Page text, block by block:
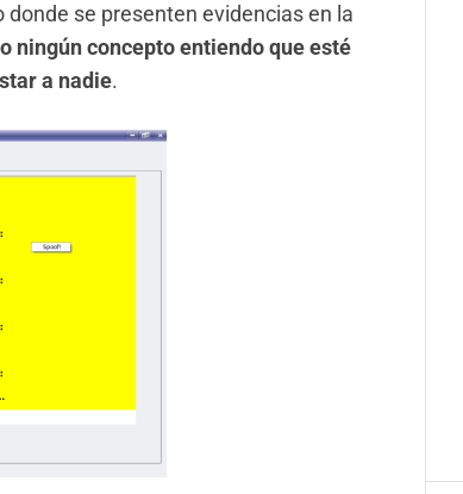
se presenten evidencias en la
ningún concepto entiendo que esté
a nadie.